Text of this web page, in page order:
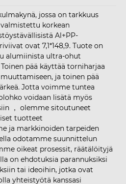
jossa on tarkkuus
korkean
Al+PP-
ovat 7,1*148,9. Tuote on
alumiinista ultra-ohut
pää käyttää torniharjaa
ja toinen pää
Jotta voimme tuntea
voidaan lisätä myös
， olemme sitoutuneet
tuotteet
ja markkinoiden tarpeiden
odotamme suunnittelun
oikeat prosessit, räätälöityjä
on ehdotuksia parannuksiksi
tai ideoihin, jotka ovat
yhteistyötä kanssasi